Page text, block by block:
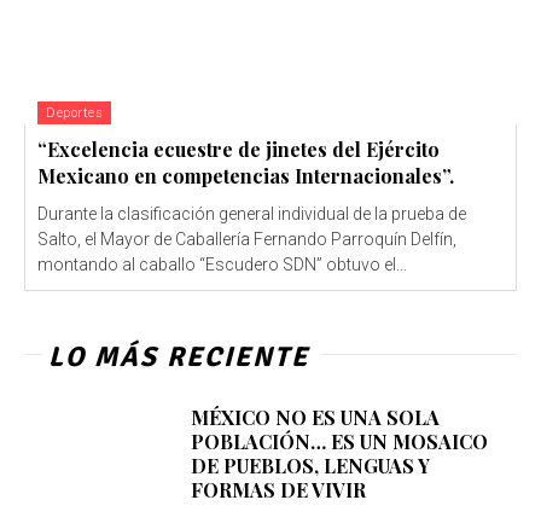
Deportes
“Excelencia ecuestre de jinetes del Ejército
Mexicano en competencias Internacionales”.
Durante la clasificación general individual de la prueba de
Salto, el Mayor de Caballería Fernando Parroquín Delfín,
montando al caballo “Escudero SDN” obtuvo el...
LO MÁS RECIENTE
MÉXICO NO ES UNA SOLA
POBLACIÓN… ES UN MOSAICO
DE PUEBLOS, LENGUAS Y
FORMAS DE VIVIR